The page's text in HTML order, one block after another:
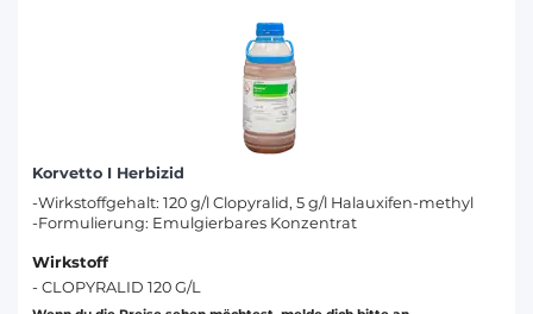
Korvetto I Herbizid
-Wirkstoffgehalt: 120 g/l Clopyralid, 5 g/l Halauxifen-methyl
-Formulierung: Emulgierbares Konzentrat
Wirkstoff
- CLOPYRALID 120 G/L